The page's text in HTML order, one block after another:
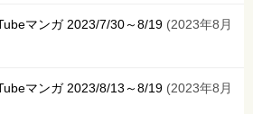
マンガ 2023/7/30～8/19 2023年8月
マンガ 2023/8/13～8/19 2023年8月